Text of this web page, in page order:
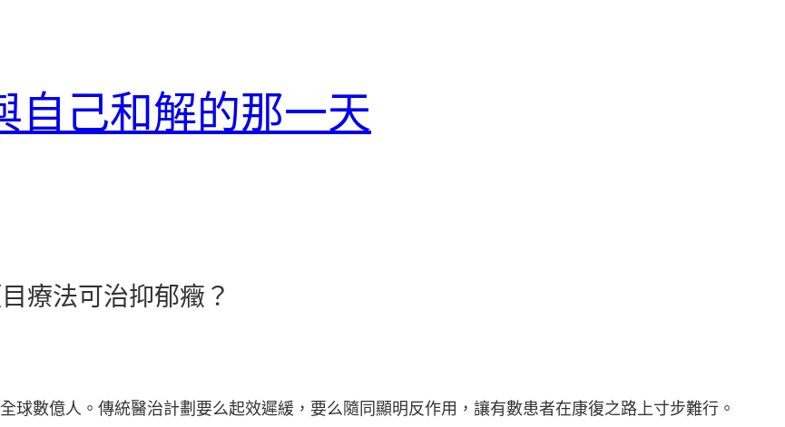
自己和解的那一天
療法可治抑郁癥？
球數億人。傳統醫治計劃要么起效遲緩，要么隨同顯明反作用，讓有數患者在康復之路上寸步難行。